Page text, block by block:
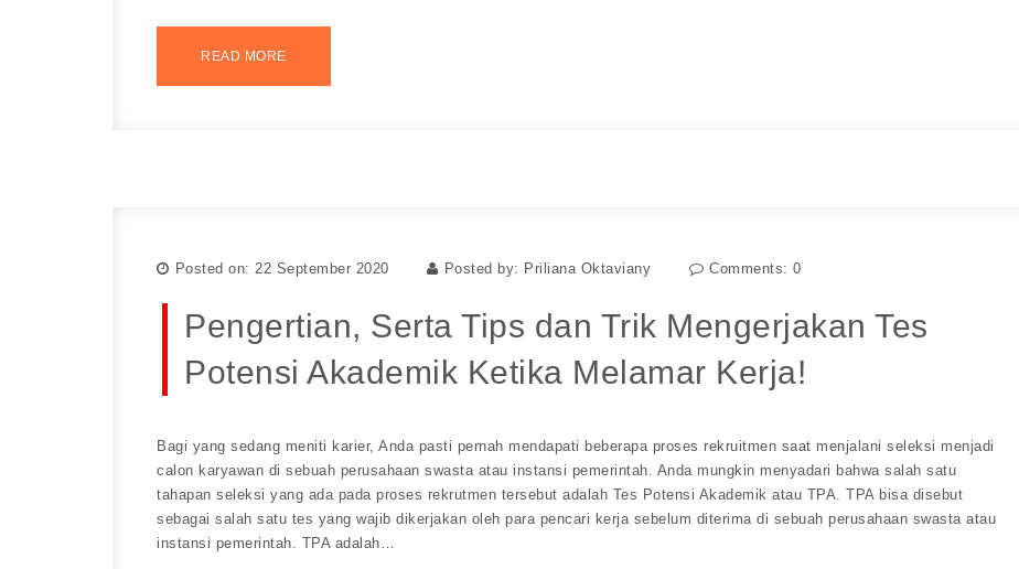
READ MORE
Posted on: 22 September 2020 Posted by: Priliana Oktaviany Comments: 0
Pengertian, Serta Tips dan Trik Mengerjakan Tes
Potensi Akademik Ketika Melamar Kerja!
Bagi yang sedang meniti karier, Anda pasti pernah mendapati beberapa proses rekruitmen saat menjalani seleksi menjadi
calon karyawan di sebuah perusahaan swasta atau instansi pemerintah. Anda mungkin menyadari bahwa salah satu
tahapan seleksi yang ada pada proses rekrutmen tersebut adalah Tes Potensi Akademik atau TPA. TPA bisa disebut
sebagai salah satu tes yang wajib dikerjakan oleh para pencari kerja sebelum diterima di sebuah perusahaan swasta atau
instansi pemerintah. TPA adalah…